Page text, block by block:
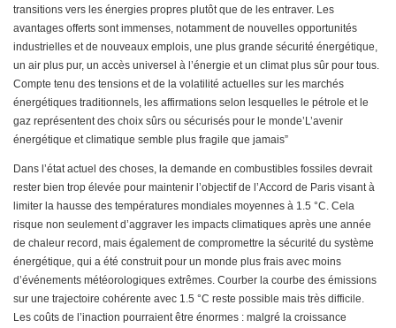
transitions vers les énergies propres plutôt que de les entraver. Les
avantages offerts sont immenses, notamment de nouvelles opportunités
industrielles et de nouveaux emplois, une plus grande sécurité énergétique,
un air plus pur, un accès universel à l’énergie et un climat plus sûr pour tous.
Compte tenu des tensions et de la volatilité actuelles sur les marchés
énergétiques traditionnels, les affirmations selon lesquelles le pétrole et le
gaz représentent des choix sûrs ou sécurisés pour le monde’L’avenir
énergétique et climatique semble plus fragile que jamais”
Dans l’état actuel des choses, la demande en combustibles fossiles devrait
rester bien trop élevée pour maintenir l’objectif de l’Accord de Paris visant à
limiter la hausse des températures mondiales moyennes à 1.5 °C. Cela
risque non seulement d’aggraver les impacts climatiques après une année
de chaleur record, mais également de compromettre la sécurité du système
énergétique, qui a été construit pour un monde plus frais avec moins
d’événements météorologiques extrêmes. Courber la courbe des émissions
sur une trajectoire cohérente avec 1.5 °C reste possible mais très difficile.
Les coûts de l’inaction pourraient être énormes : malgré la croissance